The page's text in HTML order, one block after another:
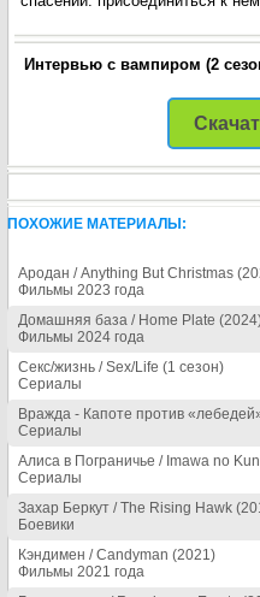
Интервью с вампиром (2
ПОХОЖИЕ МАТЕРИАЛЫ:
Ародан / Anything But Christmas
Фильмы 2023 года
Домашняя база / Home Plate
Фильмы 2024 года
Секс/жизнь / Sex/Life (1 сезон)
Сериалы
Вражда - Капоте против
Сериалы
Алиса в Пограничье / Imawa no
Сериалы
Захар Беркут / The Rising Hawk
Боевики
Кэндимен / Candyman (2021)
Фильмы 2021 года